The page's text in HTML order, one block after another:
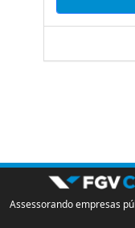
Assessorando empresas